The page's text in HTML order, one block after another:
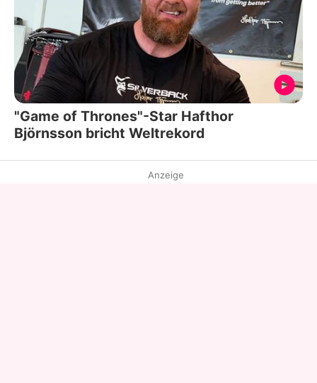
"Game of Thrones"-Star Hafthor
Björnsson bricht Weltrekord
Anzeige